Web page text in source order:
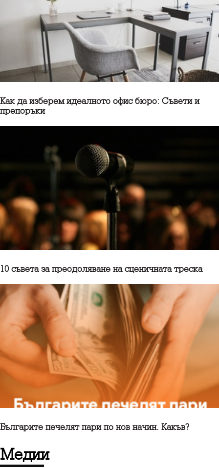
Как да изберем идеалното офис бюро: Съвети и
препоръки
10 съветa за преодоляване на сценичната треска
Българите печелят пари по нов начин. Какъв?
медии